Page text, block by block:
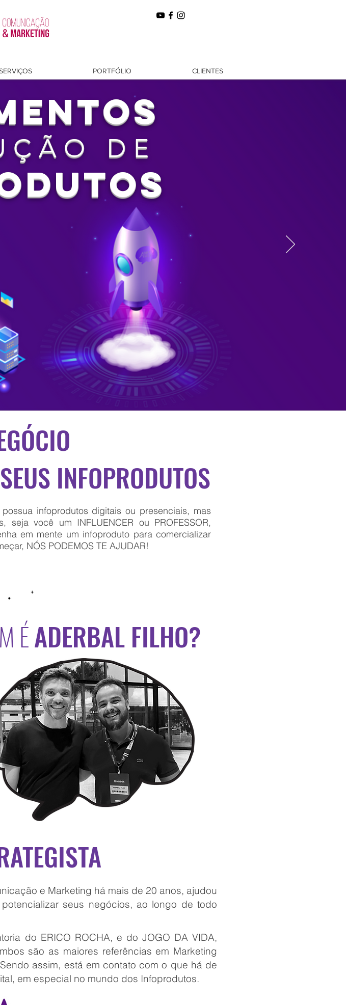
PORTFÓLIO CLIENTES
DE
INFOPRODUTOS
infoprodutos digitais ou presenciais, mas
você um INFLUENCER ou PROFESSOR,
em mente um infoproduto para comercializar
NÓS PODEMOS TE AJUDAR!
ÉADERBAL FILHO?
ação e Marketing há mais de 20 anos, ajudou
seus negócios, ao longo de todo
do ERICO ROCHA, e do JOGO DA VIDA,
são as maiores referências em Marketing
assim, está em contato com o que há de
em especial no mundo dos Infoprodutos.